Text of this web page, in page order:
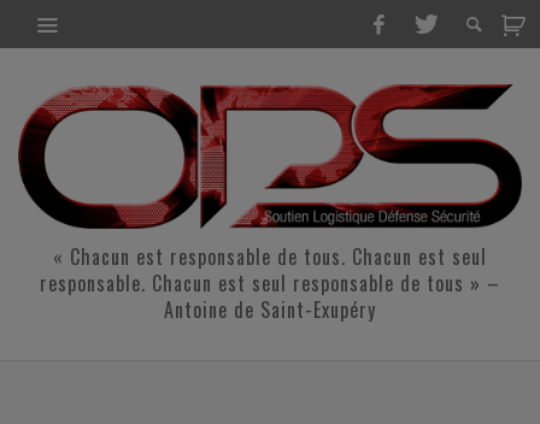
« Chacun est responsable de tous. Chacun est seul
responsable. Chacun est seul responsable de tous » –
Antoine de Saint-Exupéry